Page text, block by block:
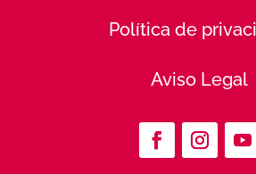
Política de
Aviso Legal